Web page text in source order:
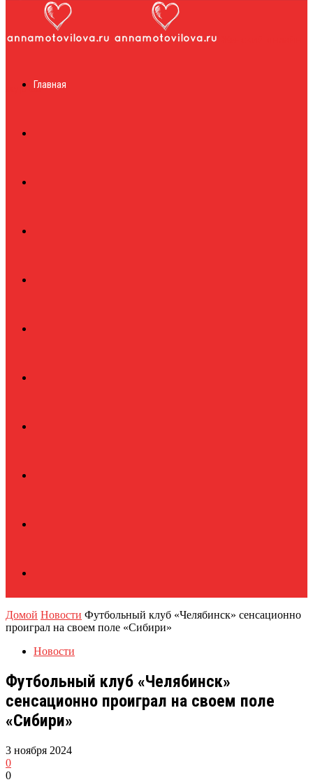
журналГлавная
Домой Новости Футбольный клуб «Челябинск» сенсационно
проиграл на своем поле «Сибири»
Новости
Футбольный клуб «Челябинск»
сенсационно проиграл на своем поле
«Сибири»
3 ноября 2024
0
0